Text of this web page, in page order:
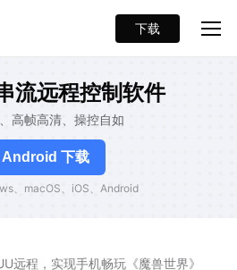
下载
流远程控制软件
高帧高清、操控自如
Android 下载
、macOS、iOS、Android
远程，实现手机畅玩《魔兽世界》